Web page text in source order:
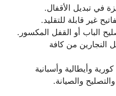
في تبديل الأقفال.
غير قابلة للتقليد.
الباب أو القفل المكسور.
النجارين من كافة
وأيطالية وأسبانية
والصيانة.